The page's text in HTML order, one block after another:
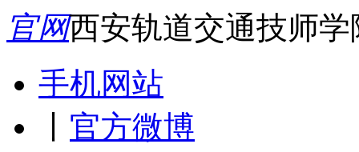
官网西安轨道交通技师
手机网站
官方微博